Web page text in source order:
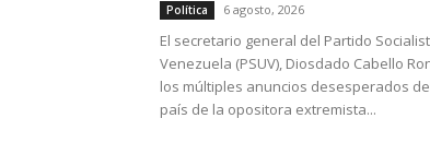
Política 6 agosto, 2026
El secretario general del Partido
Venezuela (PSUV), Diosdado Cabello
los múltiples anuncios desesperados
país de la opositora extremista...